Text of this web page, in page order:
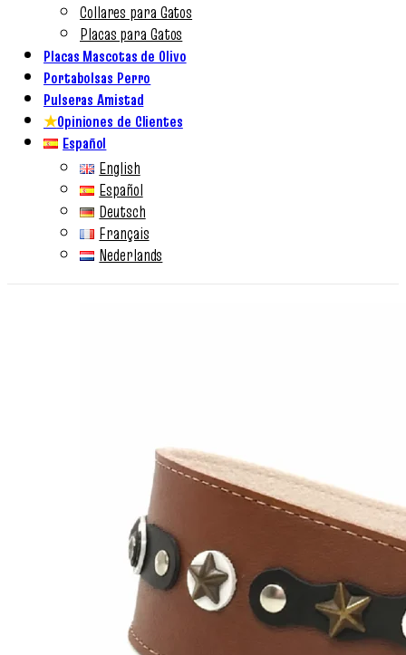
Collares para Gatos
Placas para Gatos
Placas Mascotas de Olivo
Portabolsas Perro
Pulseras Amistad
★Opiniones de Clientes
Español
English
Español
Deutsch
Français
Nederlands